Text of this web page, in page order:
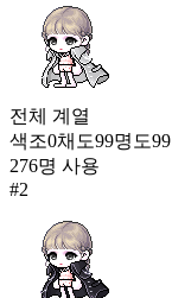
봄소식 날개
12,505
체리 멜로디
12,503
254
꿀벌 요정 날개
12,464
카리아인 망토
전체 계열
색조0채도99명도99
276명 사용
#2